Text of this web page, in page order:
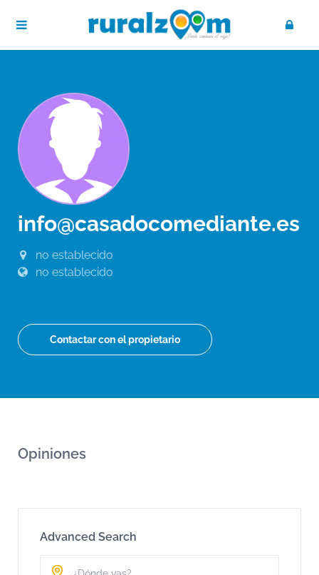
info@casadocomediante.es
no establecido
no establecido
Contactar con el propietario
Opiniones
Advanced Search